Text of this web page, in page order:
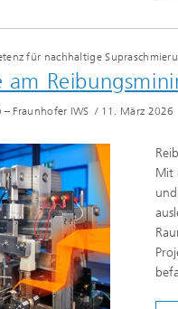
für nachhaltige
am
– Fraunhofer IWS / 11. März 2026
Mit